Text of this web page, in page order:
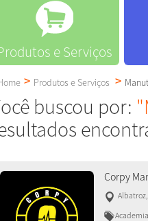
e Serviços
Produtos e Serviços
buscou por:
Corpy
Albatroz,